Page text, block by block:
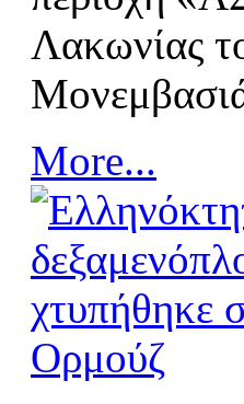
Λακωνίας
More...